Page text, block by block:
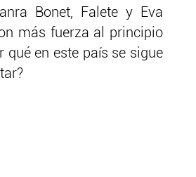
Bonet, Falete y Eva
más fuerza al principio
qué en este país se sigue